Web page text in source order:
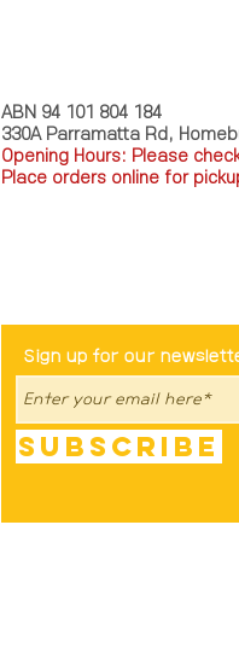
ABN 94 101 804 184
330A Parramatta Rd,
Opening Hours: Please
Place orders online for
Sign up for our
Subscribe